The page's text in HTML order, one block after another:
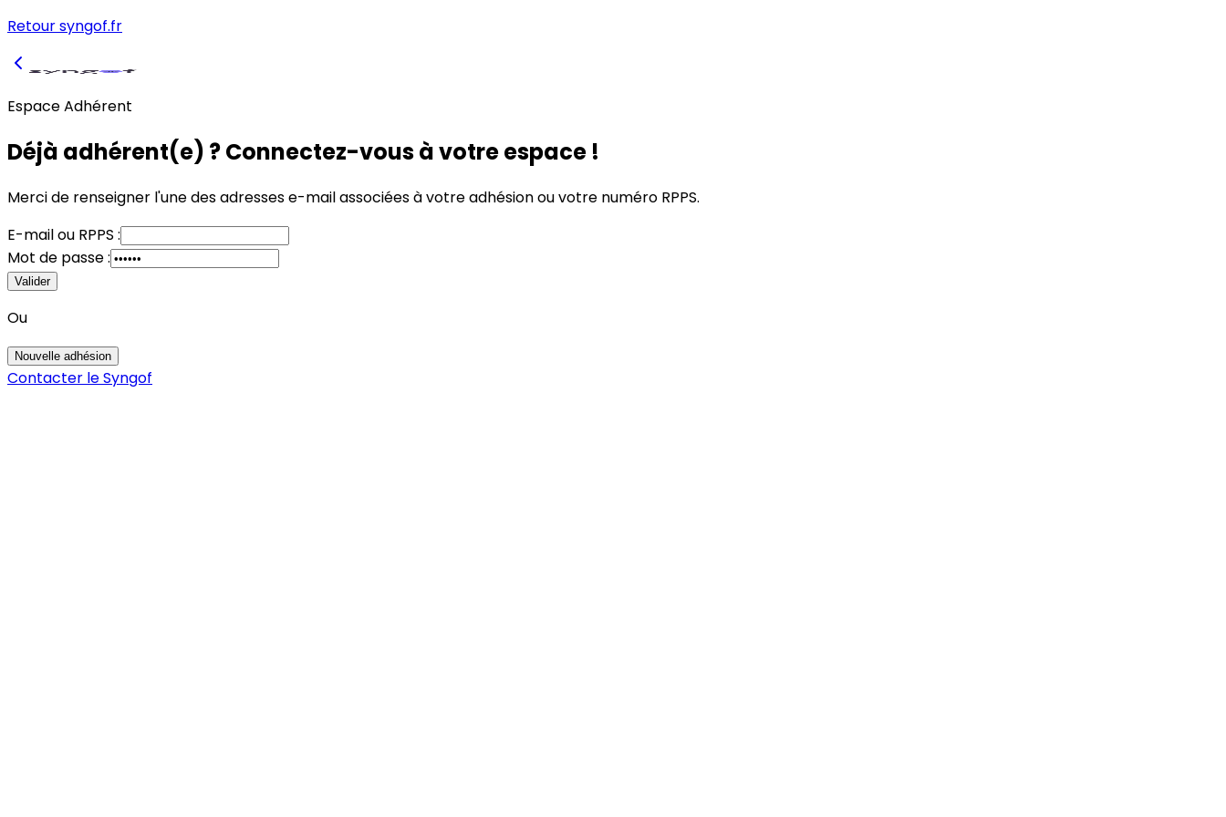
Retour syngof.fr
Espace Adhérent
Déjà adhérent(e) ? Connectez-vous à votre espace !
Merci de renseigner l'une des adresses e-mail associées à votre adhésionouvotre numéro RPPS.
E-mailou RPPS :
Mot de passe :
Valider
Ou
Nouvelle adhésion
Contacter le Syngof